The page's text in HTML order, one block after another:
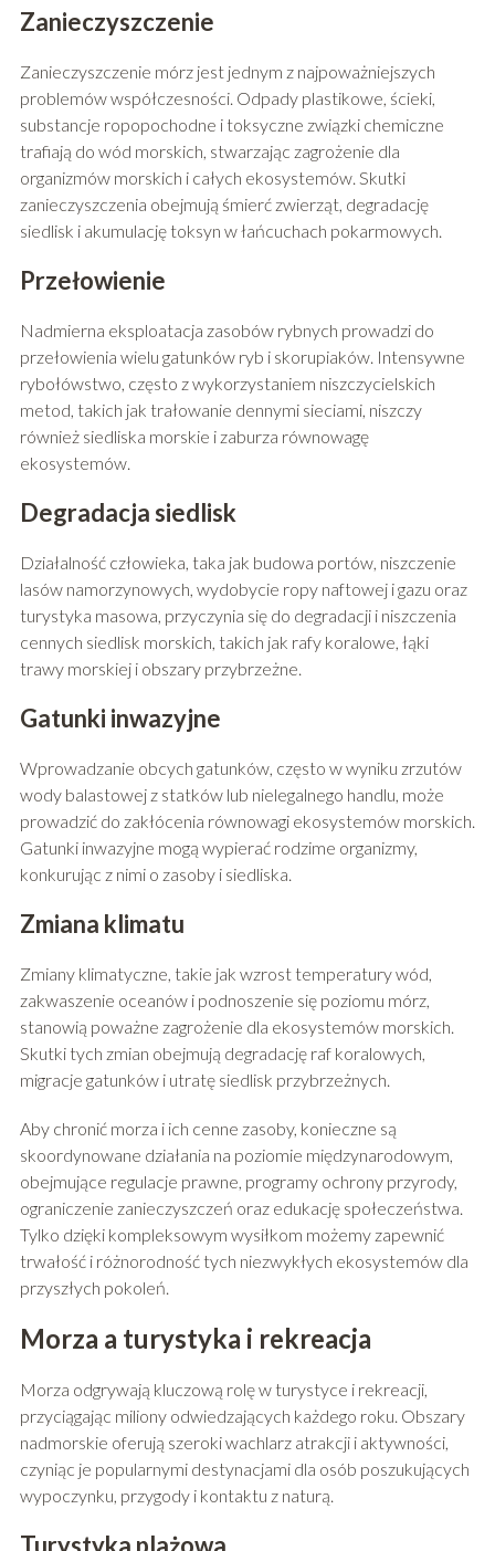
Zanieczyszczenie
Zanieczyszczenie mórz jest jednym z najpoważniejszych
problemów współczesności. Odpady plastikowe, ścieki,
substancje ropopochodne i toksyczne związki chemiczne
trafiają do wód morskich, stwarzając zagrożenie dla
organizmów morskich i całych ekosystemów. Skutki
zanieczyszczenia obejmują śmierć zwierząt, degradację
siedlisk i akumulację toksyn w łańcuchach pokarmowych.
Przełowienie
Nadmierna eksploatacja zasobów rybnych prowadzi do
przełowienia wielu gatunków ryb i skorupiaków. Intensywne
rybołówstwo, często z wykorzystaniem niszczycielskich
metod, takich jak trałowanie dennymi sieciami, niszczy
również siedliska morskie i zaburza równowagę
ekosystemów.
Degradacja siedlisk
Działalność człowieka, taka jak budowa portów, niszczenie
lasów namorzynowych, wydobycie ropy naftowej i gazu oraz
turystyka masowa, przyczynia się do degradacji i niszczenia
cennych siedlisk morskich, takich jak rafy koralowe, łąki
trawy morskiej i obszary przybrzeżne.
Gatunki inwazyjne
Wprowadzanie obcych gatunków, często w wyniku zrzutów
wody balastowej z statków lub nielegalnego handlu, może
prowadzić do zakłócenia równowagi ekosystemów morskich.
Gatunki inwazyjne mogą wypierać rodzime organizmy,
konkurując z nimi o zasoby i siedliska.
Zmiana klimatu
Zmiany klimatyczne, takie jak wzrost temperatury wód,
zakwaszenie oceanów i podnoszenie się poziomu mórz,
stanowią poważne zagrożenie dla ekosystemów morskich.
Skutki tych zmian obejmują degradację raf koralowych,
migracje gatunków i utratę siedlisk przybrzeżnych.
Aby chronić morza i ich cenne zasoby, konieczne są
skoordynowane działania na poziomie międzynarodowym,
obejmujące regulacje prawne, programy ochrony przyrody,
ograniczenie zanieczyszczeń oraz edukację społeczeństwa.
Tylko dzięki kompleksowym wysiłkom możemy zapewnić
trwałość i różnorodność tych niezwykłych ekosystemów dla
przyszłych pokoleń.
Morza a turystyka i rekreacja
Morza odgrywają kluczową rolę w turystyce i rekreacji,
przyciągając miliony odwiedzających każdego roku. Obszary
nadmorskie oferują szeroki wachlarz atrakcji i aktywności,
czyniąc je popularnymi destynacjami dla osób poszukujących
wypoczynku, przygody i kontaktu z naturą.